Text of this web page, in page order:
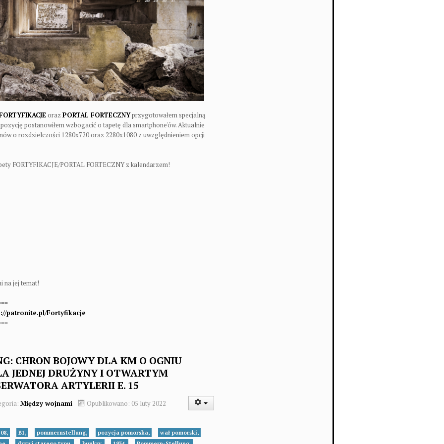
oraz PORTAL FORTECZNYprzygotowałem specjalną
postanowiłem wzbogacić o tapetę dla smartphone'ów. Aktualnie
o rozdzielczości 1280x720 oraz 2280x1080 z uwzględnieniem opcji
FORTYFIKACJE/PORTAL FORTECZNY z kalendarzem!
na jej temat!
patronite.pl/Fortyfikacje
CHRON BOJOWY DLA KM O OGNIU
JEDNEJ DRUŻYNY I OTWARTYM
ARTYLERII E. 15
Między wojnami Opublikowano: 05 luty 2022
B1, pommernstellung, pozycja pomorska,
wał pomorski,